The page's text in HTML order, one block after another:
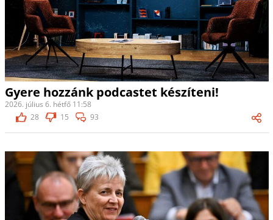
Gyere hozzánk podcastet készíteni!
2026. július 6. hétfő 11:58
28
15 93